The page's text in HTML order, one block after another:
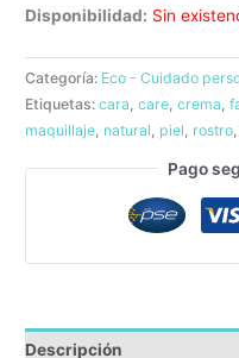
Disponibilidad: Sin
Categoría: Eco - Cuidado
Etiquetas:cara,care,crema,
maquillaje, natural, piel, rostro,
Pago
Descripción